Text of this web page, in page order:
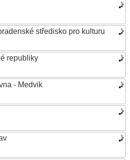
středisko pro kulturu
republiky
- Medvik